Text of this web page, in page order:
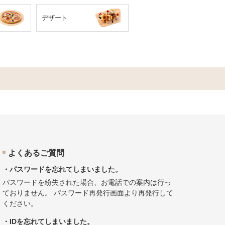
デザート
よくあるご質問
・パスワードを忘れてしまいました。
パスワードを紛失された場合、お電話での案内は行っ
ておりません。 パスワード再発行画面より再発行して
ください。
・IDを忘れてしまいました。